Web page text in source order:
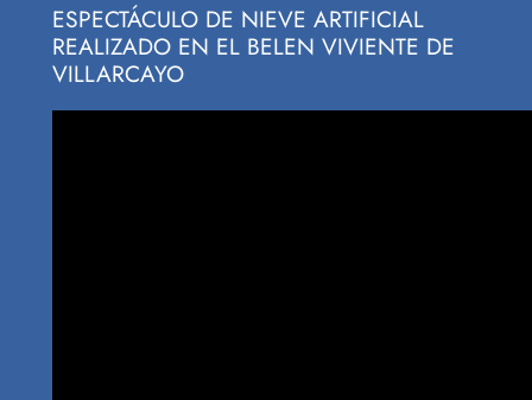
ESPECTÁCULO DE NIEVE ARTIFICIAL
REALIZADO EN EL BELEN VIVIENTE DE
VILLARCAYO